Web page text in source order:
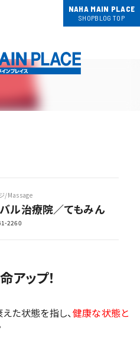
NAHA MAIN PLACE
SHOPBLOG TOP
/Massage
ル治療院／てもみん
2260
アップ！
た状態を指し、健康な状態と